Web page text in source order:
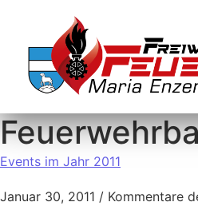
Events im Jahr 2011
Januar 30, 2011 / Kommentare